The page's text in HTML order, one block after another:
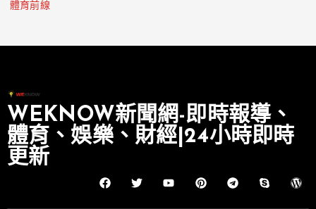
體育前線
WEKNOW新聞網-即時報導、
體育、娛樂、財經|24小時即時
更新